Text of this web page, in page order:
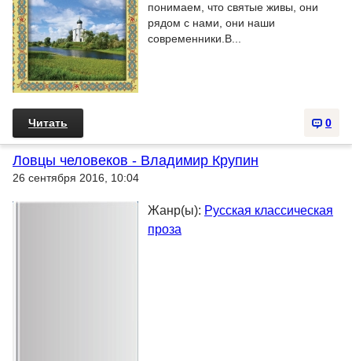
понимаем, что святые живы, они
рядом с нами, они наши
современники.В...
0
Читать
Ловцы человеков - Владимир Крупин
26 сентября 2016, 10:04
Жанр(ы): Русская классическая
проза